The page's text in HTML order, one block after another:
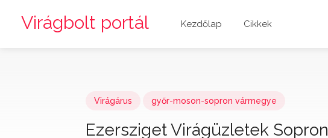
Virágbolt portál Kezdőlap Cikkek
Virágárus győr-moson-sopron vármegye
Ezersziget Virágüzletek Sopron